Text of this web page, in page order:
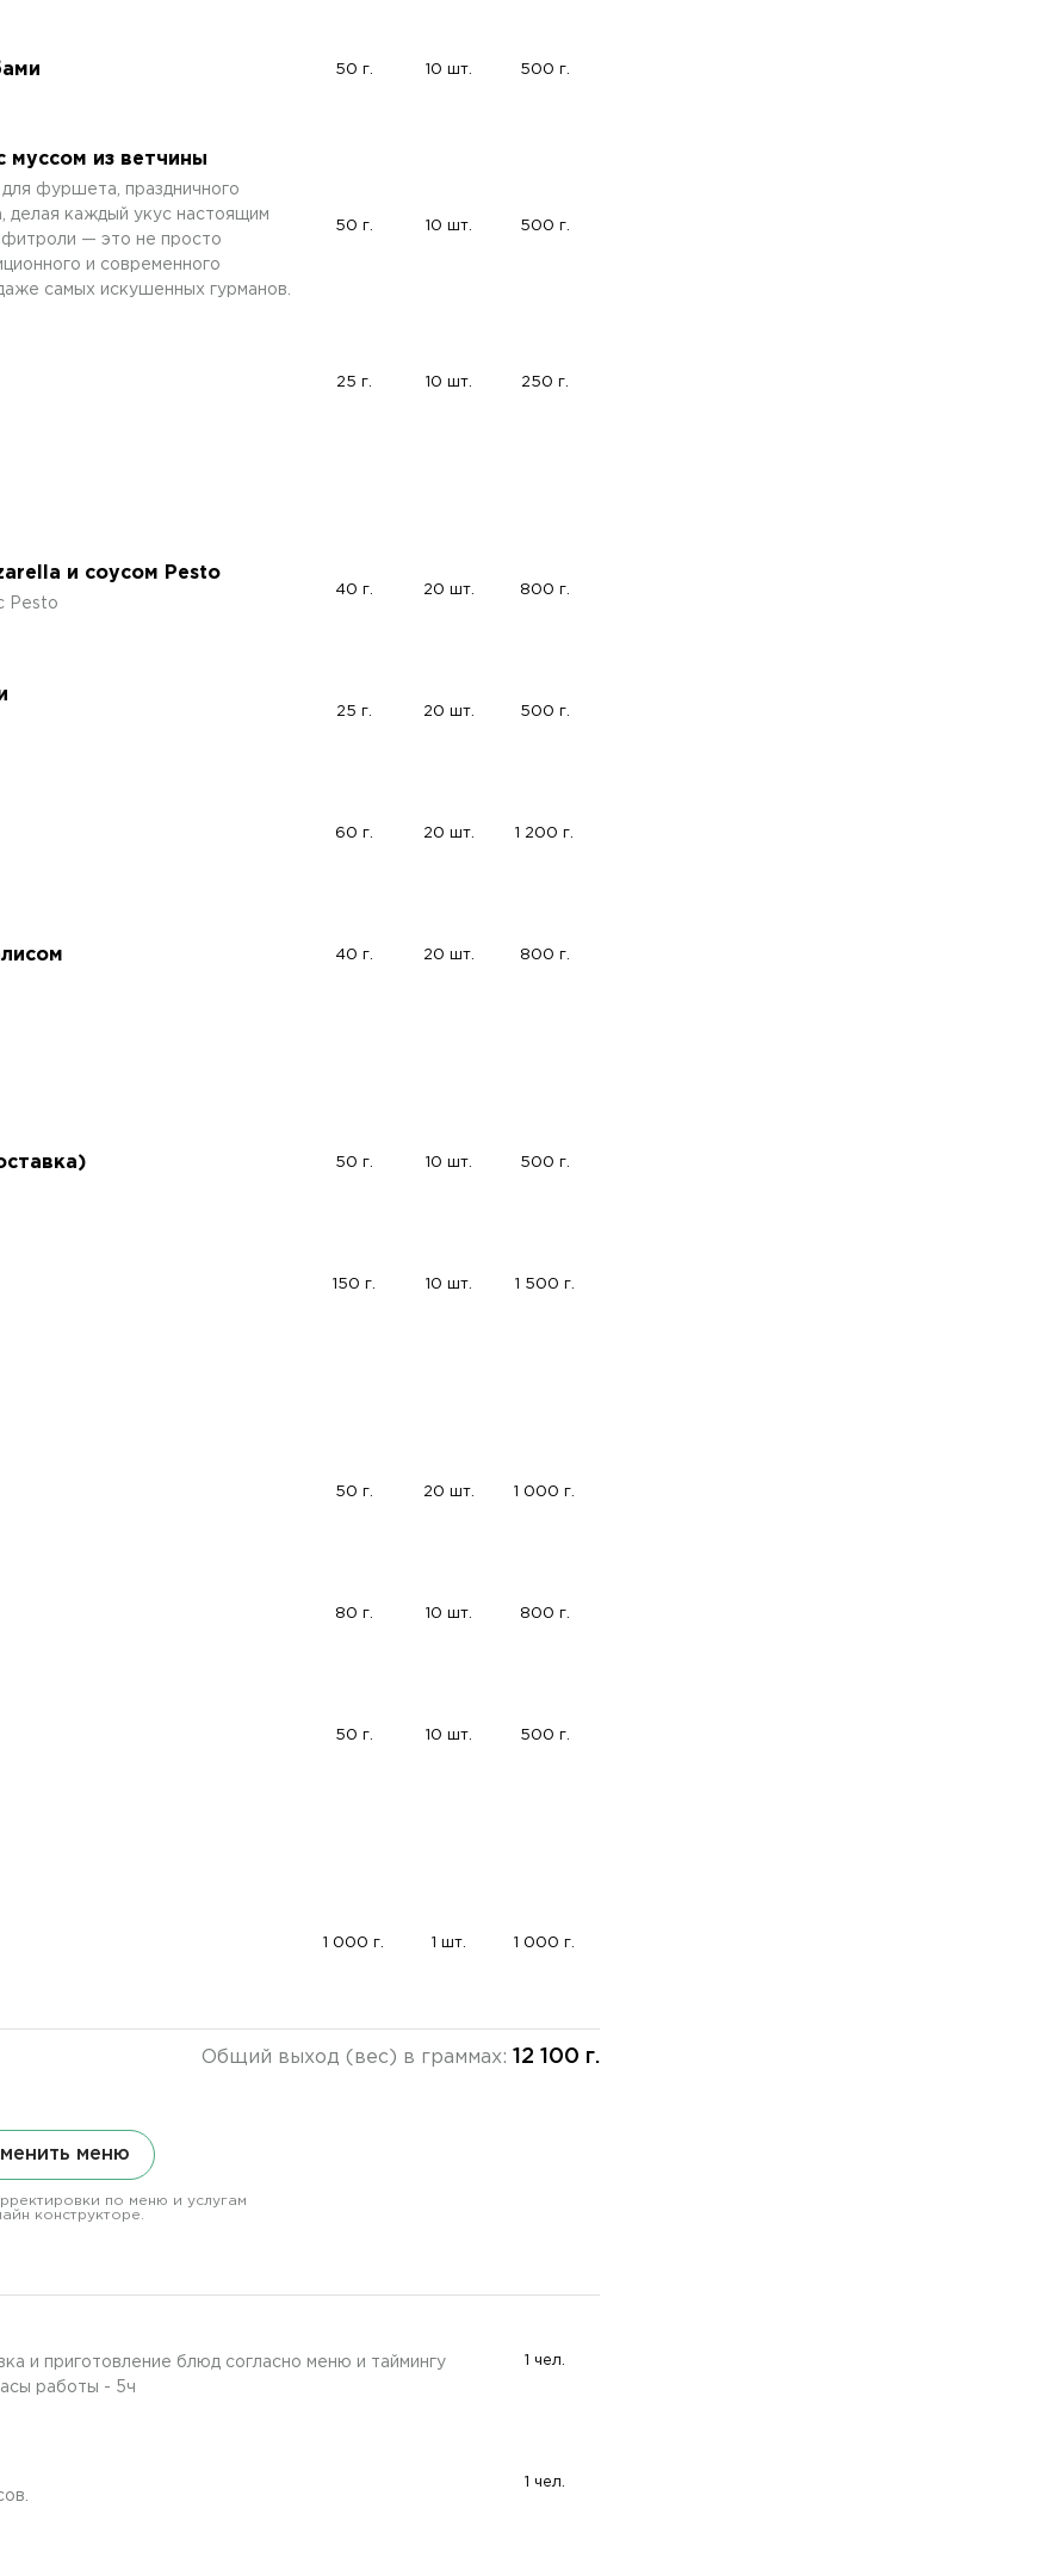
50 г. 10 шт. 500 г.
муссом из ветчины
фуршета, праздничного
делая каждый укус настоящим
— это не просто
и современного
самых искушенных гурманов.
50 г. 10 шт. 500 г.
25 г. 10 шт. 250 г.
и соусом Pesto
Pesto
40 г. 20 шт. 800 г.
25 г. 20 шт. 500 г.
60 г. 20 шт. 1 200 г.
40 г. 20 шт. 800 г.
50 г. 10 шт. 500 г.
150 г. 10 шт. 1 500 г.
50 г. 20 шт. 1 000 г.
80 г. 10 шт. 800 г.
50 г. 10 шт. 500 г.
1 000 г. 1 шт. 1 000 г.
Общий выход (вес) в граммах: 12 100 г.
меню
по меню и услугам
конструкторе.
и приготовление блюд согласно меню и таймингу
работы - 5ч
1 чел.
1 чел.